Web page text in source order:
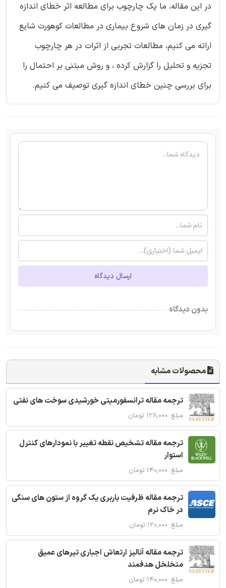
در این مقاله، ما یک چارچوب برای مطالعه اثر خطای اندازه
گیری در زمان های شروع بیماری در مطالعات کوهورت شایع
اراته می کنیم، مطالعات تجربی از اثرات در هر چارچوب
تجزیه و تحلیل را گزارش کرده ، و روش مبتنی بر احتمال را
برای بررسی چنین خطای اندازه گیری توصیف می کنیم.
ارسال دیدگاه
بدون دیدگاه
محصولات مشابه
ترجمه مقاله ترانسفورمیتی خورشیدی سوخت های نفتی
مبلغ: ۱۲۸,۰۰۰ تومان
ترجمه مقاله تشخیص نقطه تغییر با نمودارهای کنترل
استوار
مبلغ: ۱۴۰,۰۰۰ تومان
ترجمه مقاله ظرفیت باربری یک گروه از ستون های سنگی
در خاک نرم
مبلغ: ۱۲۰,۰۰۰ تومان
ترجمه مقاله آنالیز ارتعاش اجباری تیرهای عمیق
متخلخل هدفمند
مبلغ: ۱۴۰,۰۰۰ تومان